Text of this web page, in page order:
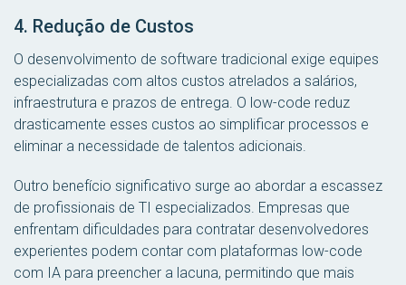
4. Redução de Custos
O desenvolvimento de software tradicional exige equipes
especializadas com altos custos atrelados a salários,
infraestrutura e prazos de entrega. O low-code reduz
drasticamente esses custos ao simplificar processos e
eliminar a necessidade de talentos adicionais.
Outro benefício significativo surge ao abordar a escassez
de profissionais de TI especializados. Empresas que
enfrentam dificuldades para contratar desenvolvedores
experientes podem contar com plataformas low-code
com IA para preencher a lacuna, permitindo que mais